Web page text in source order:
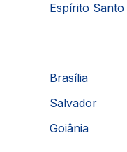
Espírito Santo
Brasília
Salvador
Goiânia